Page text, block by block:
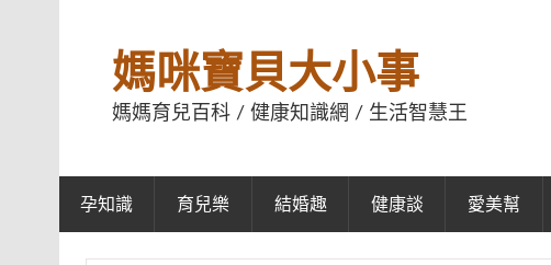
媽咪寶貝大小事
媽媽育兒百科 / 健康知識網 / 生活智慧王
孕知識 育兒樂 結婚趣 健康談 愛美幫